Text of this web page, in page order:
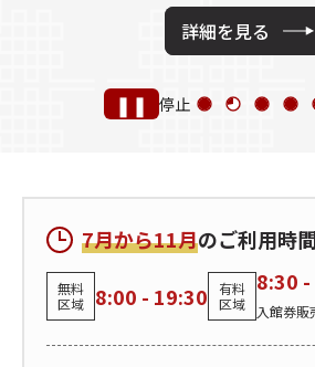
詳細を見る
❚❚ 停止
7月から11月のご利用時
無料
区域
8:00 - 19:30
有料
区域
8:30
入館券販